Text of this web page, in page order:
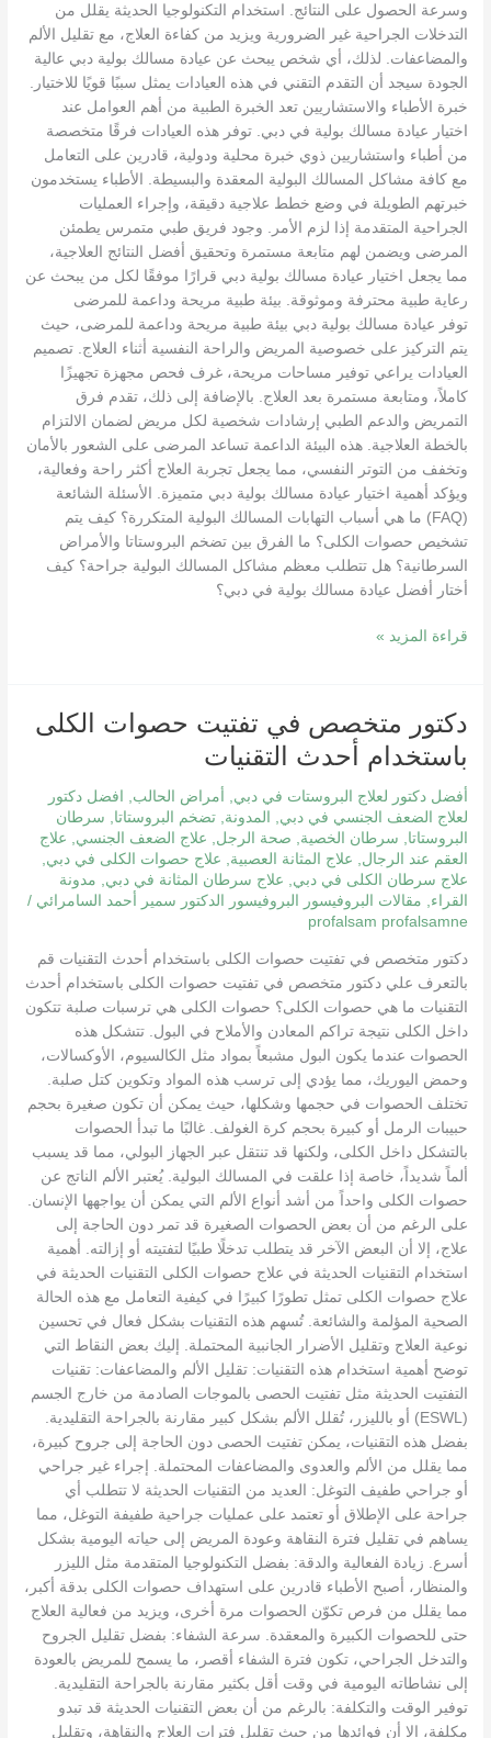
وسرعة الحصول على النتائج. استخدام التكنولوجيا الحديثة يقلل من
التدخلات الجراحية غير الضرورية ويزيد من كفاءة العلاج، مع تقليل الألم
والمضاعفات. لذلك، أي شخص يبحث عن عيادة مسالك بولية دبي عالية
الجودة سيجد أن التقدم التقني في هذه العيادات يمثل سببًا قويًا للاختيار.
خبرة الأطباء والاستشاريين تعد الخبرة الطبية من أهم العوامل عند
اختيار عيادة مسالك بولية في دبي. توفر هذه العيادات فرقًا متخصصة
من أطباء واستشاريين ذوي خبرة محلية ودولية، قادرين على التعامل
مع كافة مشاكل المسالك البولية المعقدة والبسيطة. الأطباء يستخدمون
خبرتهم الطويلة في وضع خطط علاجية دقيقة، وإجراء العمليات
الجراحية المتقدمة إذا لزم الأمر. وجود فريق طبي متمرس يطمئن
المرضى ويضمن لهم متابعة مستمرة وتحقيق أفضل النتائج العلاجية،
مما يجعل اختيار عيادة مسالك بولية دبي قرارًا موفقًا لكل من يبحث عن
رعاية طبية محترفة وموثوقة. بيئة طبية مريحة وداعمة للمرضى
توفر عيادة مسالك بولية دبي بيئة طبية مريحة وداعمة للمرضى، حيث
يتم التركيز على خصوصية المريض والراحة النفسية أثناء العلاج. تصميم
العيادات يراعي توفير مساحات مريحة، غرف فحص مجهزة تجهيزًا
كاملاً، ومتابعة مستمرة بعد العلاج. بالإضافة إلى ذلك، تقدم فرق
التمريض والدعم الطبي إرشادات شخصية لكل مريض لضمان الالتزام
بالخطة العلاجية. هذه البيئة الداعمة تساعد المرضى على الشعور بالأمان
وتخفف من التوتر النفسي، مما يجعل تجربة العلاج أكثر راحة وفعالية،
ويؤكد أهمية اختيار عيادة مسالك بولية دبي متميزة. الأسئلة الشائعة
(FAQ) ما هي أسباب التهابات المسالك البولية المتكررة؟ كيف يتم
تشخيص حصوات الكلى؟ ما الفرق بين تضخم البروستاتا والأمراض
السرطانية؟ هل تتطلب معظم مشاكل المسالك البولية جراحة؟ كيف
أختار أفضل عيادة مسالك بولية في دبي؟
قراءة المزيد »
دكتور متخصص في تفتيت حصوات الكلى
باستخدام أحدث التقنيات
أفضل دكتور لعلاج البروستات في دبي, أمراض الحالب,
افضل دكتور
لعلاج الضعف الجنسي في دبي, المدونة,تضخم البروستاتا, سرطان
البروستاتا, سرطان الخصية, صحة الرجل, علاج الضعف الجنسي, علاج
العقم عند الرجال, علاج المثانة العصبية, علاج حصوات الكلى في دبي,
علاج سرطان الكلى في دبي, علاج سرطان المثانة في دبي, مدونة
القراء, مقالات البروفيسور البروفيسور الدكتور سمير أحمد السامرائي /
profalsam profalsamne
دكتور متخصص في تفتيت حصوات الكلى باستخدام أحدث التقنيات قم
بالتعرف علي دكتور متخصص في تفتيت حصوات الكلى باستخدام أحدث
التقنيات ما هي حصوات الكلى؟ حصوات الكلى هي ترسبات صلبة تتكون
داخل الكلى نتيجة تراكم المعادن والأملاح في البول. تتشكل هذه
الحصوات عندما يكون البول مشبعاً بمواد مثل الكالسيوم، الأوكسالات،
وحمض اليوريك، مما يؤدي إلى ترسب هذه المواد وتكوين كتل صلبة.
تختلف الحصوات في حجمها وشكلها، حيث يمكن أن تكون صغيرة بحجم
حبيبات الرمل أو كبيرة بحجم كرة الغولف. غالبًا ما تبدأ الحصوات
بالتشكل داخل الكلى، ولكنها قد تنتقل عبر الجهاز البولي، مما قد يسبب
ألماً شديداً، خاصة إذا علقت في المسالك البولية. يُعتبر الألم الناتج عن
حصوات الكلى واحداً من أشد أنواع الألم التي يمكن أن يواجهها الإنسان.
على الرغم من أن بعض الحصوات الصغيرة قد تمر دون الحاجة إلى
علاج، إلا أن البعض الآخر قد يتطلب تدخلًا طبيًا لتفتيته أو إزالته. أهمية
استخدام التقنيات الحديثة في علاج حصوات الكلى التقنيات الحديثة في
علاج حصوات الكلى تمثل تطورًا كبيرًا في كيفية التعامل مع هذه الحالة
الصحية المؤلمة والشائعة. تُسهم هذه التقنيات بشكل فعال في تحسين
نوعية العلاج وتقليل الأضرار الجانبية المحتملة. إليك بعض النقاط التي
توضح أهمية استخدام هذه التقنيات: تقليل الألم والمضاعفات: تقنيات
التفتيت الحديثة مثل تفتيت الحصى بالموجات الصادمة من خارج الجسم
(ESWL) أو بالليزر، تُقلل الألم بشكل كبير مقارنة بالجراحة التقليدية.
بفضل هذه التقنيات، يمكن تفتيت الحصى دون الحاجة إلى جروح كبيرة،
مما يقلل من الألم والعدوى والمضاعفات المحتملة. إجراء غير جراحي
أو جراحي طفيف التوغل: العديد من التقنيات الحديثة لا تتطلب أي
جراحة على الإطلاق أو تعتمد على عمليات جراحية طفيفة التوغل، مما
يساهم في تقليل فترة النقاهة وعودة المريض إلى حياته اليومية بشكل
أسرع. زيادة الفعالية والدقة: بفضل التكنولوجيا المتقدمة مثل الليزر
والمنظار، أصبح الأطباء قادرين على استهداف حصوات الكلى بدقة أكبر،
مما يقلل من فرص تكوّن الحصوات مرة أخرى، ويزيد من فعالية العلاج
حتى للحصوات الكبيرة والمعقدة. سرعة الشفاء: بفضل تقليل الجروح
والتدخل الجراحي، تكون فترة الشفاء أقصر، ما يسمح للمريض بالعودة
إلى نشاطاته اليومية في وقت أقل بكثير مقارنة بالجراحة التقليدية.
توفير الوقت والتكلفة: بالرغم من أن بعض التقنيات الحديثة قد تبدو
مكلفة، إلا أن فوائدها من حيث تقليل فترات العلاج والنقاهة، وتقليل
دكتور
متخصص
في
تفتيت
حصوات
الكلى
باستخدام
أحدث
التقنيات